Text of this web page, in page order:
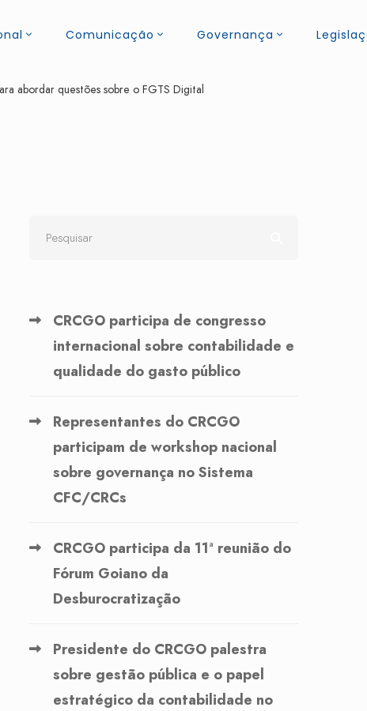
Comunicação Governança
abordar questões sobre o FGTS Digital
CRCGO participa de congresso
internacional sobre contabilidade e
qualidade do gasto público
Representantes do CRCGO
participam de workshop nacional
sobre governança no Sistema
CFC/CRCs
CRCGO participa da 11ª reunião do
Fórum Goiano da
Desburocratização
Presidente do CRCGO palestra
sobre gestão pública e o papel
estratégico da contabilidade no